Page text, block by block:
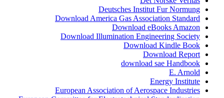
Deutsches Institut Fur Normung
Download America Gas Association Standard
Download eBooks Amazon
Download Illumination Engineering Society
Download Kindle Book
Download Report
download sae Handbook
E. Arnold
Energy Institute
European Association of Aerospace Industries